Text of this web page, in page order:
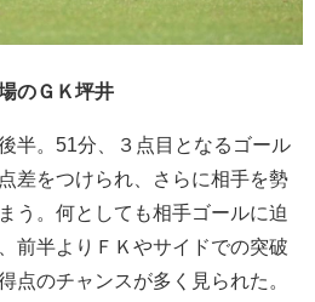
のＧＫ坪井
半。51分、３点目となるゴール
差をつけられ、さらに相手を勢
う。何としても相手ゴールに迫
前半よりＦＫやサイドでの突破
点のチャンスが多く見られた。